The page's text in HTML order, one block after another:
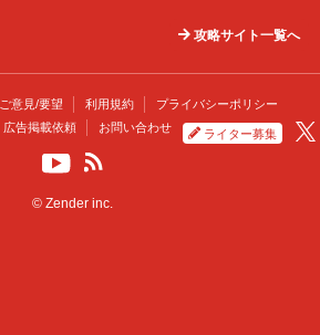
攻略サイト一覧へ
ご意見/要望 利用規約
プライバシーポリシー
広告掲載依頼 お問い合わせ ライター募集
© Zender inc.